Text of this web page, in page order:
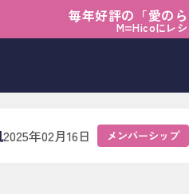
毎年好評の「愛の
M=Hicoにレ
不便の中の豊かさ
の豊かさ
2025年02月16日 メンバーシップ